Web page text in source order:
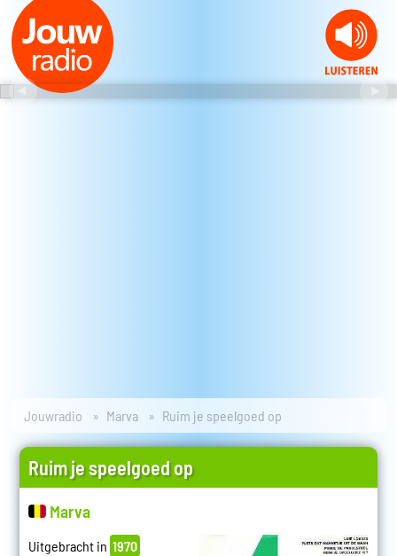
Jouwradio Marva Ruim je speelgoed op
Ruim je speelgoed op
Marva
Uitgebracht in 1970